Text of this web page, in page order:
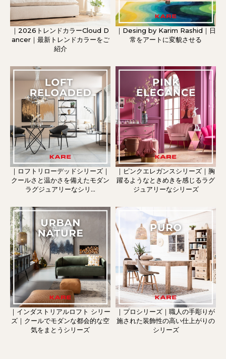
｜2026トレンドカラーCloud D
ancer｜最新トレンドカラーをご
紹介
｜Desing by Karim Rashid｜日
常をアートに変貌させる
｜ロフトリローデッドシリーズ｜
クールさと温かさを備えたモダン
ラグジュアリーなシリ...
｜ピンクエレガンスシリーズ｜胸
躍るようなときめきを感じるラグ
ジュアリーなシリーズ
｜インダストリアルロフト シリー
ズ｜クールでモダンな都会的な空
気をまとうシリーズ
｜プロシリーズ｜職人の手彫りが
施された装飾性の高い仕上がりの
シリーズ